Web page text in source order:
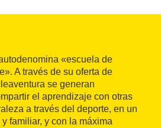
«escuela de
A través de su oferta de
se generan
el aprendizaje con otras
a través del deporte, en un
familiar, y con la máxima